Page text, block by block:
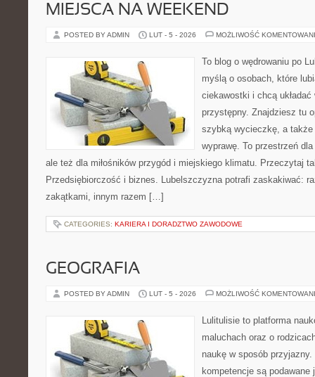
MIEJSCA NA WEEKEND
POSTED BY ADMIN LUT - 5 - 2026 MOŻLIWOŚĆ
To blog o wędrowaniu po
myślą o osobach, które
ciekawostki i chcą
przystępny. Znajdziesz tu
szybką wycieczkę, a także
wyprawę. To przestrzeń
ale też dla miłośników przygód i miejskiego klimatu. Przeczytaj
Przedsiębiorczość i biznes. Lubelszczyzna potrafi zaskakiwać:
zakątkami, innym razem […]
CATEGORIES: KARIERA I DORADZTWO ZAWODOWE
GEOGRAFIA
POSTED BY ADMIN LUT - 5 - 2026 MOŻLIWOŚĆ
Lulitulisie to platforma
maluchach oraz o
naukę w sposób
kompetencje są